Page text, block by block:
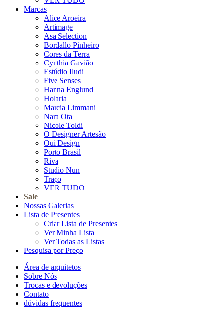
Marcas
Alice Aroeira
Artimage
Asa Selection
Bordallo Pinheiro
Cores da Terra
Cynthia Gavião
Estúdio Iludi
Five Senses
Hanna Englund
Holaria
Marcia Limmani
Nara Ota
Nicole Toldi
O Designer Artesão
Oui Design
Porto Brasil
Riva
Studio Nun
Traço
VER TUDO
Sale
Nossas Galerias
Lista de Presentes
Criar Lista de Presentes
Ver Minha Lista
Ver Todas as Listas
Pesquisa por Preço
Área de arquitetos
Sobre Nós
Trocas e devoluções
Contato
dúvidas frequentes